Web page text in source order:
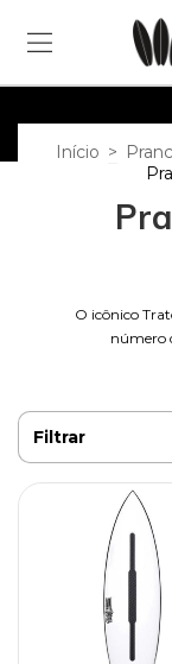
Início >
O icônico
número
Filtrar